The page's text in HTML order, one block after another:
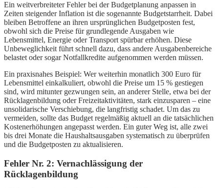
Ein weitverbreiteter Fehler bei der Budgetplanung anpassen in
Zeiten steigender Inflation ist die sogenannte Budgetstarrheit. Dabei
bleiben Betroffene an ihren ursprünglichen Budgetposten fest,
obwohl sich die Preise für grundlegende Ausgaben wie
Lebensmittel, Energie oder Transport spürbar erhöhen. Diese
Unbeweglichkeit führt schnell dazu, dass andere Ausgabenbereiche
belastet oder sogar Notfallkredite aufgenommen werden müssen.
Ein praxisnahes Beispiel: Wer weiterhin monatlich 300 Euro für
Lebensmittel einkalkuliert, obwohl die Preise um 15 % gestiegen
sind, wird mitunter gezwungen sein, an anderer Stelle, etwa bei der
Rücklagenbildung oder Freizeitaktivitäten, stark einzusparen – eine
unsolidarische Verschiebung, die langfristig schadet. Um das zu
vermeiden, sollte das Budget regelmäßig aktuell an die tatsächlichen
Kostenerhöhungen angepasst werden. Ein guter Weg ist, alle zwei
bis drei Monate die Haushaltsausgaben systematisch zu überprüfen
und die Budgetposten zu aktualisieren.
Fehler Nr. 2: Vernachlässigung der
Rücklagenbildung